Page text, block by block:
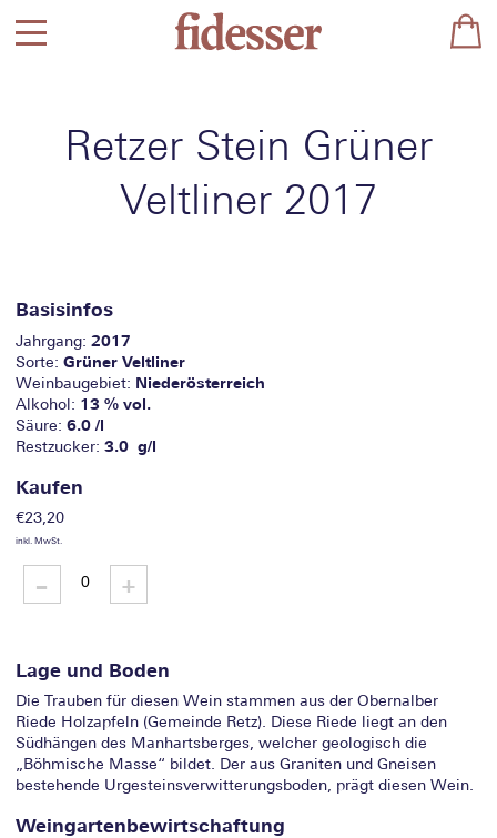
Retzer Stein Grüner
Veltliner 2017
Basisinfos
Jahrgang: 2017
Sorte: Grüner Veltliner
Weinbaugebiet: Niederösterreich
Alkohol: 13 % vol.
Säure: 6.0 /l
Restzucker: 3.0 g/l
Kaufen
€23,20
inkl. MwSt.
- Retzer
Stein +
Lage und Boden
Die Trauben für diesen Wein stammen aus der Obernalber
Riede Holzapfeln (Gemeinde Retz). Diese Riede liegt an den
Südhängen des Manhartsberges, welcher geologisch die
„Böhmische Masse“ bildet. Der aus Graniten und Gneisen
bestehende Urgesteinsverwitterungsboden, prägt diesen Wein.
Weingartenbewirtschaftung